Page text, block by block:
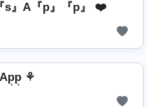
s』A『p』『p』 ❤️
⚘